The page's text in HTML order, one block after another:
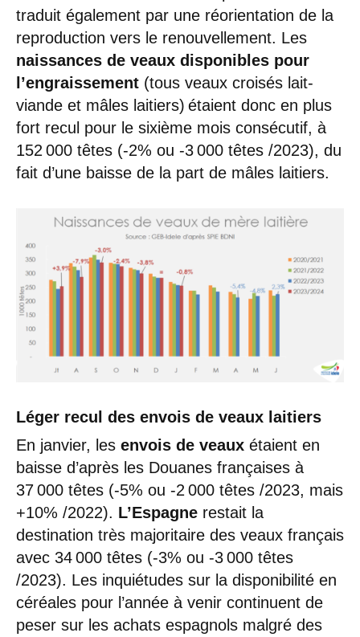
traduit également par une réorientation de la
reproduction vers le renouvellement. Les
naissances de veaux disponibles pour
l’engraissement (tous veaux croisés lait-
viande et mâles laitiers) étaient donc en plus
fort recul pour le sixième mois consécutif, à
152 000 têtes (-2% ou -3 000 têtes /2023), du
fait d’une baisse de la part de mâles laitiers.
Léger recul des envois de veaux laitiers
En janvier, les envois de veaux étaient en
baisse d’après les Douanes françaises à
37 000 têtes (-5% ou -2 000 têtes /2023, mais
+10% /2022). L’Espagne restait la
destination très majoritaire des veaux français
avec 34 000 têtes (-3% ou -3 000 têtes
/2023). Les inquiétudes sur la disponibilité en
céréales pour l’année à venir continuent de
peser sur les achats espagnols malgré des